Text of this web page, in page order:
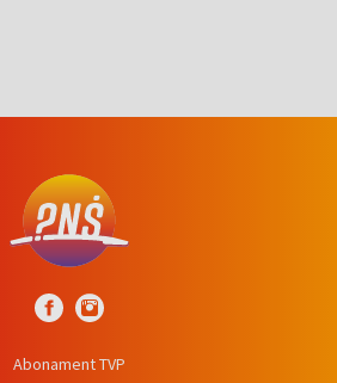
Abonament TVP